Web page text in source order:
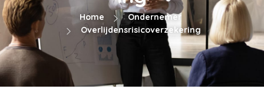
Home
Ondernemer
Overlijdensrisicoverzekering